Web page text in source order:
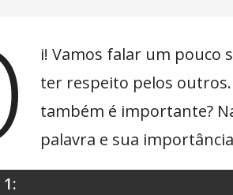
i! Vamos falar um pouco
ter respeito pelos
também é importante?
palavra e sua